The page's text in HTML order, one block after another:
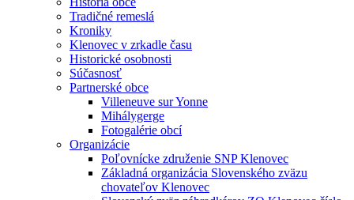
Tradičné remeslá
Kroniky
Klenovec v zrkadle času
Historické osobnosti
Súčasnosť
Partnerské obce
Villeneuve sur Yonne
Mihálygerge
Fotogalérie obcí
Organizácie
Poľovnícke združenie SNP Klenovec
Základná organizácia Slovenského zväzu
chovateľov Klenovec